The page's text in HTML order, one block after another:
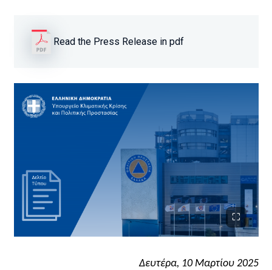
Read the Press Release in pdf
Δευτέρα, 10 Μαρτίου 2025